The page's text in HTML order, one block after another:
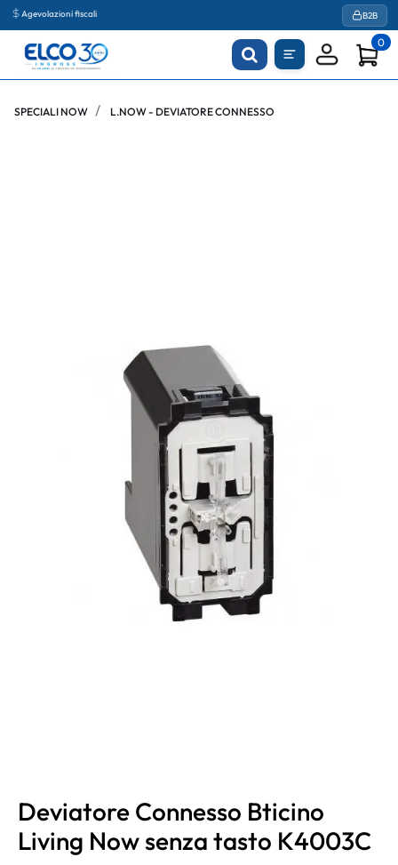
Agevolazioni fiscali B2B
0
SPECIALI NOW L.NOW - DEVIATORE CONNESSO
Deviatore Connesso Bticino
Living Now senza tasto K4003C